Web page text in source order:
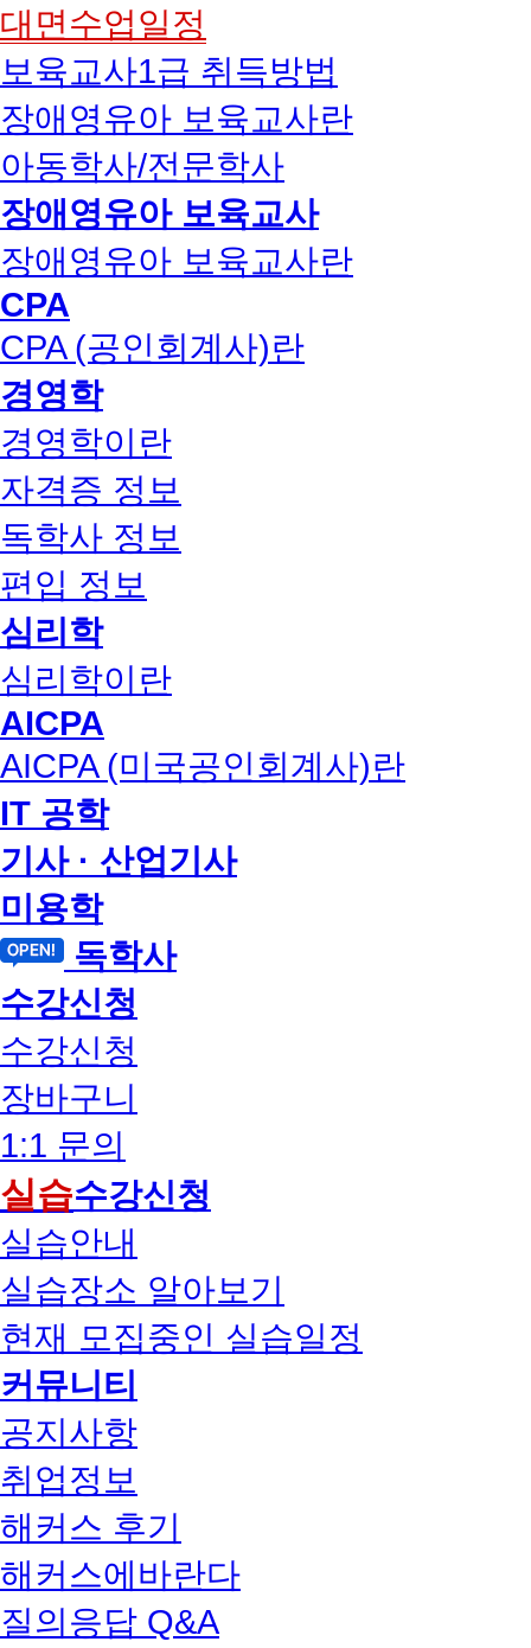
대면수업일정
보육교사1급 취득방법
장애영유아 보육교사란
아동학사/전문학사
장애영유아 보육교사
장애영유아 보육교사란
CPA
CPA (공인회계사)란
경영학
경영학이란
자격증 정보
독학사 정보
편입 정보
심리학
심리학이란
AICPA
AICPA (미국공인회계사)란
IT 공학
기사 · 산업기사
미용학
독학사
수강신청
수강신청
장바구니
1:1 문의
실습수강신청
실습안내
실습장소 알아보기
현재 모집중인 실습일정
커뮤니티
공지사항
취업정보
해커스 후기
해커스에바란다
질의응답 Q&A